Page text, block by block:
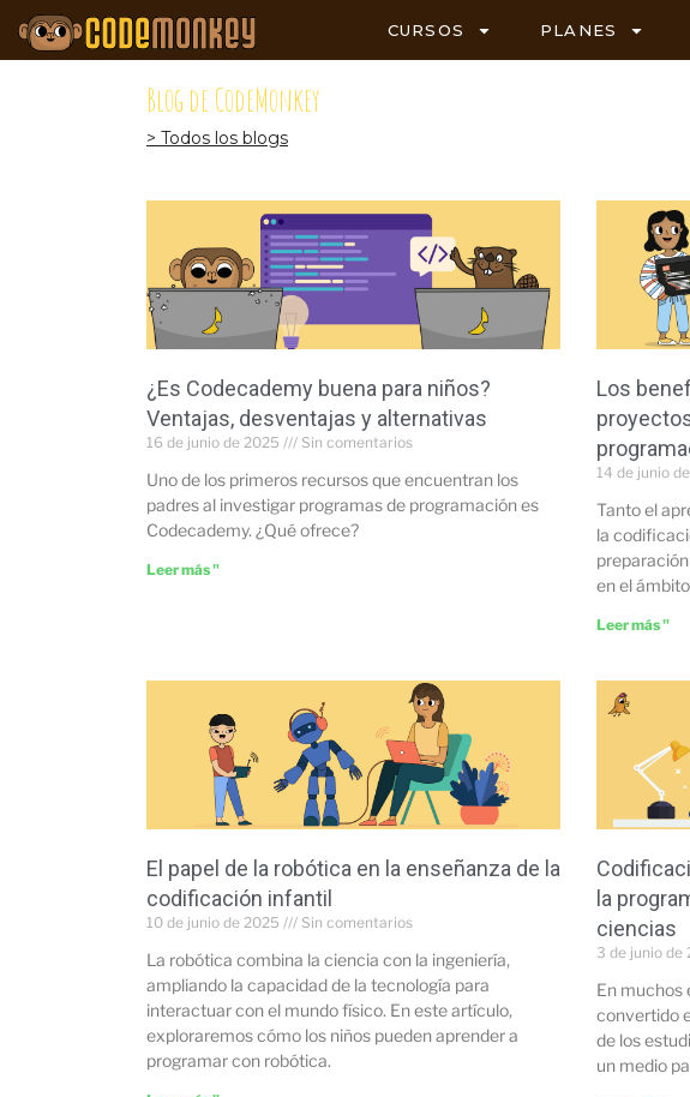
CURSOS PLANES
Blog de CodeMonkey
> Todos los blogs
¿Es Codecademy buena para niños?
Ventajas, desventajas y alternativas
16 de junio de 2025 Sin comentarios
Uno de los primeros recursos que encuentran los
padres al investigar programas de programación es
Codecademy. ¿Qué ofrece?
Leer más "
Los
14 de junio
Tanto el
la
en el
Leer más "
El papel de la robótica en la enseñanza de la
codificación infantil
10 de junio de 2025 Sin comentarios
La robótica combina la ciencia con la ingeniería,
ampliando la capacidad de la tecnología para
interactuar con el mundo físico. En este artículo,
exploraremos cómo los niños pueden aprender a
programar con robótica.
la
ciencias
3 de junio de
En muchos
convertido
de los
un medio